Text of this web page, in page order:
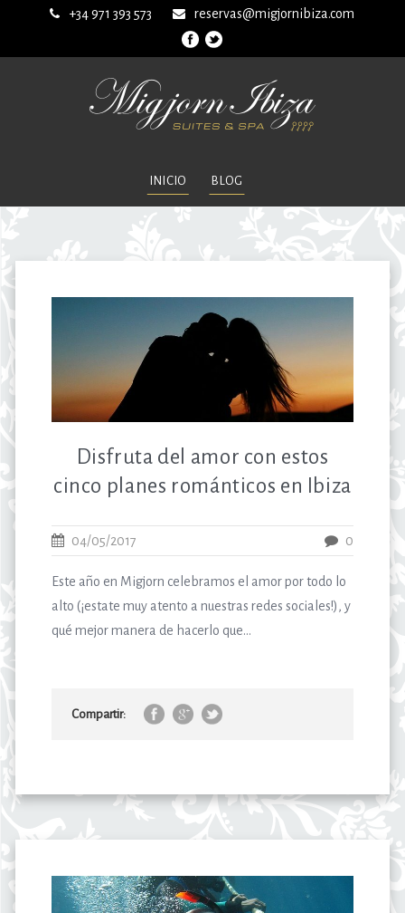
+34 971 393 573 reservas@migjornibiza.com
INICIO BLOG
Disfruta del amor con estos
cinco planes románticos en Ibiza
04/05/2017 0
Este año en Migjorn celebramos el amor por todo lo
alto (¡estate muy atento a nuestras redes sociales!), y
qué mejor manera de hacerlo que...
Compartir: